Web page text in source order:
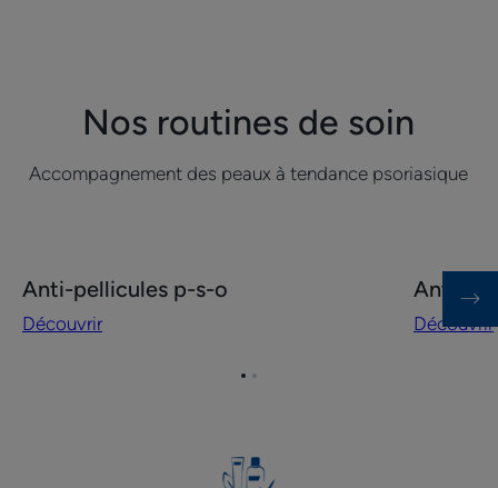
Nos routines de soin
Accompagnement des peaux à tendance psoriasique
Anti-
pellicules
Anti-pellicules p-s-o
Découvrir
Découvrir
Anti-
plaques
Anti-
Découvrir
Aller
Aller